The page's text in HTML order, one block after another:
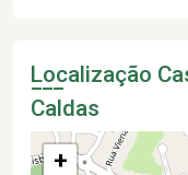
Localização
Caldas
+